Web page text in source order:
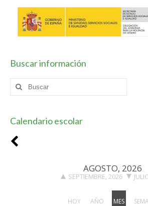
Coeducación
Forma Joven
Plan de Centro
Buscar información
Buscar
por:
Calendario escolar
AGOSTO, 2026
SEPTIEMBRE, 2026
HOY AÑO MES